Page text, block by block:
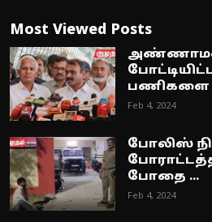
Most Viewed Posts
பணிகளை
Feb 4, 2024
போலிஸ்
போதை ...
Feb 4, 2024